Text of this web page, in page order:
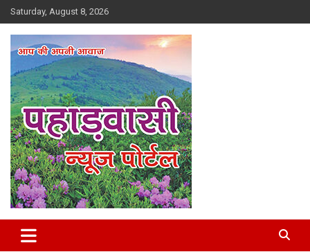
Skip
to
content
Saturday, August 8, 2026
Pahadvasi